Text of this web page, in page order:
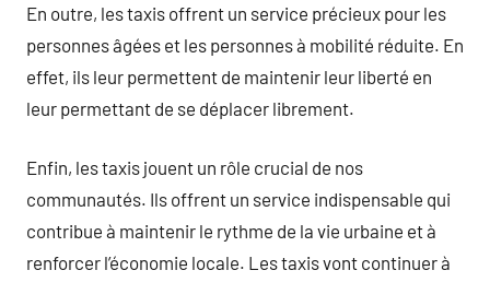
En outre, les taxis offrent un service précieux pour les
personnes âgées et les personnes à mobilité réduite. En
effet, ils leur permettent de maintenir leur liberté en
leur permettant de se déplacer librement.
Enfin, les taxis jouent un rôle crucial de nos
communautés. Ils offrent un service indispensable qui
contribue à maintenir le rythme de la vie urbaine et à
renforcer l’économie locale. Les taxis vont continuer à